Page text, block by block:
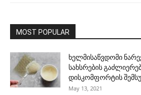
MOST POPULAR
ხელმისაწვდომი
სახსრების
დისკომფორტის
May 13, 2021